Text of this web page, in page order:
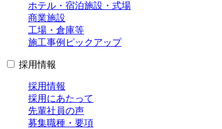
ホテル・宿泊施設・式場
商業施設
工場・倉庫等
施工事例ピックアップ
採用情報
採用情報
採用にあたって
先輩社員の声
募集職種・要項